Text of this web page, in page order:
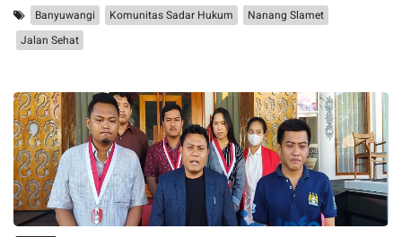
Banyuwangi Komunitas Sadar Hukum
Nanang Slamet
Jalan Sehat